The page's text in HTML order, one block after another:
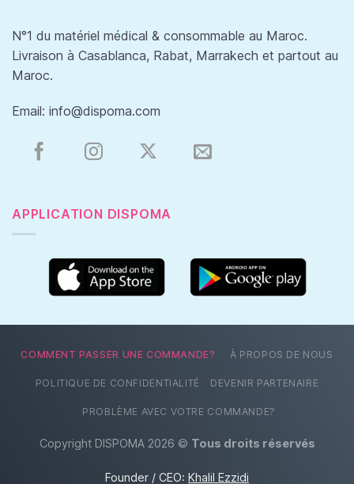
N°1 du matériel médical & consommable au Maroc.
Livraison à Casablanca, Rabat, Marrakech et partout au
Maroc.
Email: info@dispoma.com
APPLICATION DISPOMA
COMMENT PASSER UNE COMMANDE? À PROPOS DE NOUS
POLITIQUE DE CONFIDENTIALITÉ DEVENIR PARTENAIRE
PROBLÈME AVEC VOTRE COMMANDE?
Copyright DISPOMA 2026 © Tous droits réservés
Founder / CEO: Khalil Ezzidi